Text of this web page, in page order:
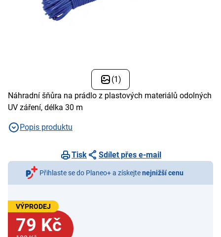
(1)
Náhradní šňůra na prádlo z plastových materiálů odolných
UV záření, délka 30 m
Popis produktu
Tisk Sdílet přes e-mail
Přihlaste se do Planeo+ a získejtenejnižší cenu
VÝPRODEJ
79 Kč